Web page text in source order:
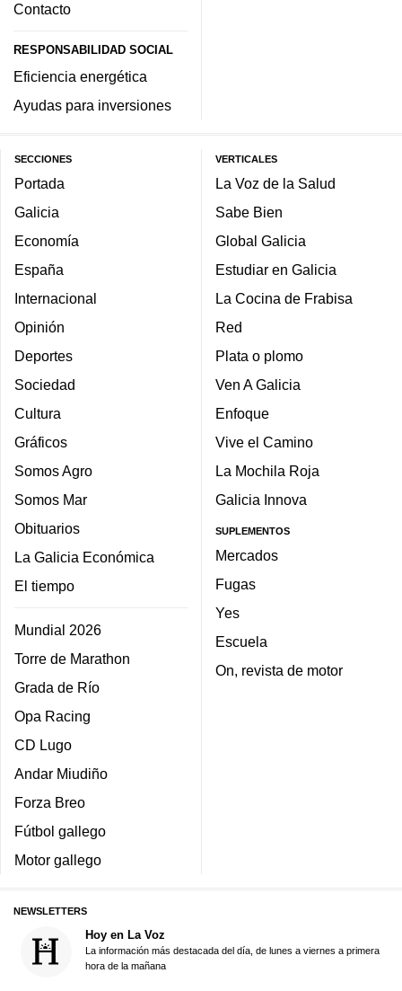
Contacto
RESPONSABILIDAD SOCIAL
Eficiencia energética
Ayudas para inversiones
SECCIONES
Portada
Galicia
Economía
España
Internacional
Opinión
Deportes
Sociedad
Cultura
Gráficos
Somos Agro
Somos Mar
Obituarios
La Galicia Económica
El tiempo
Mundial 2026
Torre de Marathon
Grada de Río
Opa Racing
CD Lugo
Andar Miudiño
Forza Breo
Fútbol gallego
Motor gallego
VERTICALES
La Voz de la Salud
Sabe Bien
Global Galicia
Estudiar en Galicia
La Cocina de Frabisa
Red
Plata o plomo
Ven A Galicia
Enfoque
Vive el Camino
La Mochila Roja
Galicia Innova
SUPLEMENTOS
Mercados
Fugas
Yes
Escuela
On, revista de motor
NEWSLETTERS
Hoy en La Voz
La información más destacada del día, de lunes a viernes a primera
hora de la mañana